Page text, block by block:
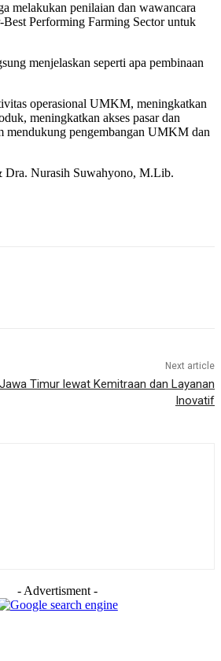
melakukan penilaian dan wawancara
Performing Farming Sector untuk
menjelaskan seperti apa pembinaan
operasional UMKM, meningkatkan
meningkatkan akses pasar dan
mendukung pengembangan UMKM dan
Dra. Nurasih Suwahyono, M.Lib.
Next article
Timur lewat Kemitraan dan Layanan
Inovatif
- Advertisment -